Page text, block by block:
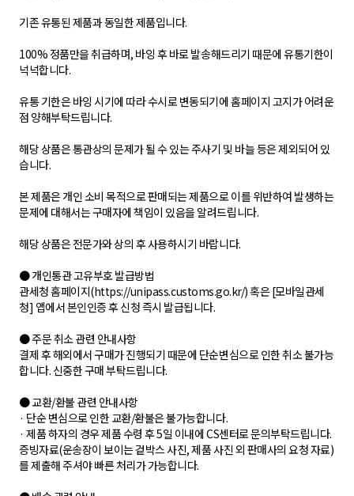
기존 유통된 제품과 동일한 제품입니다.
100% 정품만을 취급하며, 바잉 후 바로 발송해드리기 때문에 유통기한이
넉넉합니다.
유통 기한은 바잉 시기에 따라 수시로 변동되기에 홈페이지 고지가 어려운
점 양해부탁드립니다.
해당 상품은 통관상의 문제가 될 수 있는 주사기 및 바늘 등은 제외되어 있
습니다.
본 제품은 개인 소비 목적으로 판매되는 제품으로 이를 위반하여 발생하는
문제에 대해서는 구매자에 책임이 있음을 알려드립니다.
해당 상품은 전문가와 상의 후 사용하시기 바랍니다.
● 개인통관 고유부호 발급방법
관세청 홈페이지(https://unipass.customs.go.kr/) 혹은 [모바일관세
청] 앱에서 본인인증 후 신청 즉시 발급됩니다.
● 주문 취소 관련 안내사항
결제 후 해외에서 구매가 진행되기 때문에 단순변심으로 인한 취소 불가능
합니다. 신중한 구매 부탁드립니다.
● 교환/환불 관련 안내사항
· 단순 변심으로 인한 교환/환불은 불가능합니다.
· 제품 하자의 경우 제품 수령 후 5일 이내에 CS센터로 문의부탁드립니다.
증빙자료(운송장이 보이는 겉박스 사진, 제품 사진 외 판매사의 요청 자료)
를 제출해 주셔야 빠른 처리가 가능합니다.